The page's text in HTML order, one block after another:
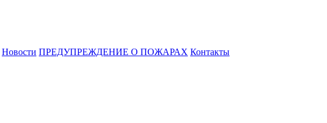
Новости ПРЕДУПРЕЖДЕНИЕ О ПОЖАРАХ Контакты